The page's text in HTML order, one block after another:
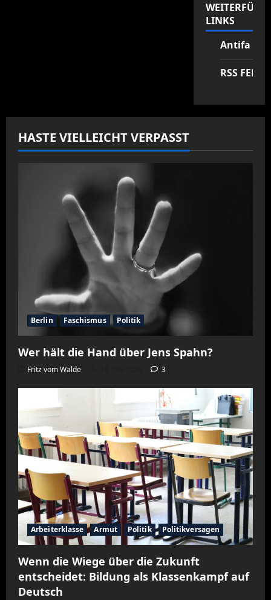
LINKS
Antifa
RSS FEED
HASTE VIELLEICHT VERPASST
Berlin Faschismus Politik
Wer hält die Hand über Jens Spahn?
Fritz vom Walde 3
Arbeiterklasse Armut Politik Politikversagen
Wenn die Wiege über die Zukunft
entscheidet: Bildung als Klassenkampf auf
Deutsch